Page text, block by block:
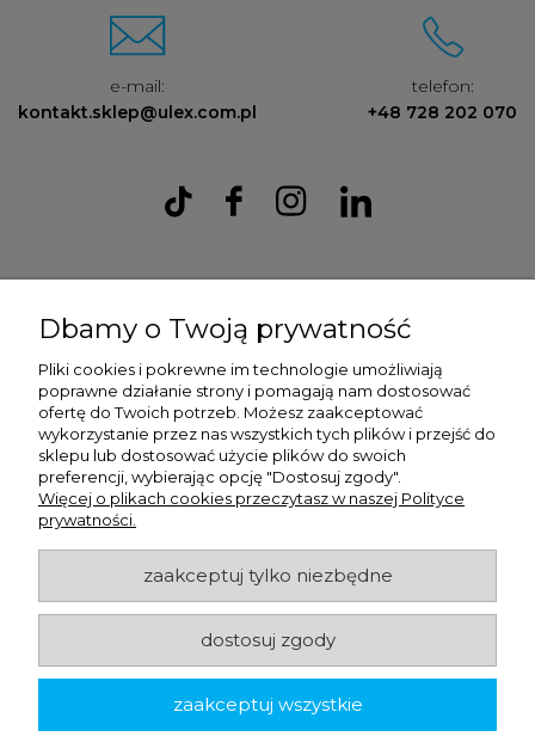
e-mail:
kontakt.sklep@ulex.com.pl
telefon:
+48 728 202 070
Ulex Sp. z O.O. , ul. T.T. Jeża 15, 43-300 Bielsko Biała, woj. śląskie,
9372470787
ulex.com.pl © 2026
Made with by
pokaż pełną wersję strony
Dbamy o Twoją prywatność
Pliki cookies i pokrewne im technologie umożliwiają
poprawne działanie strony i pomagają nam dostosować
ofertę do Twoich potrzeb. Możesz zaakceptować
wykorzystanie przez nas wszystkich tych plików i przejść do
sklepu lub dostosować użycie plików do swoich
preferencji, wybierając opcję "Dostosuj zgody".
Więcej o plikach cookies przeczytasz w naszej Polityce
prywatności.
zaakceptuj tylko niezbędne
dostosuj zgody
zaakceptuj wszystkie